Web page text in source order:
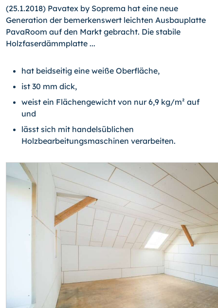
(25.1.2018) Pavatex by Soprema hat eine neue
Generation der bemerkenswert leichten Ausbauplatte
PavaRoom auf den Markt gebracht. Die stabile
Holzfaserdämmplatte ...
hat beidseitig eine weiße Oberfläche,
ist 30 mm dick,
weist ein Flächengewicht von nur 6,9 kg/m² auf
und
lässt sich mit handelsüblichen
Holzbearbeitungsmaschinen verarbeiten.